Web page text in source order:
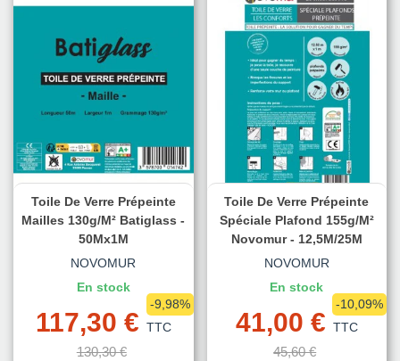
Toile De Verre Prépeinte
Mailles 130g/m² Batiglass -
50Mx1M
NOVOMUR
En stock
117,30 € TTC
130,30 €
-9,98%
Toile De Verre Prépeinte
Spéciale Plafond 155g/m²
Novomur - 12,5M/25M
NOVOMUR
En stock
41,00 € TTC
45,60 €
-10,09%